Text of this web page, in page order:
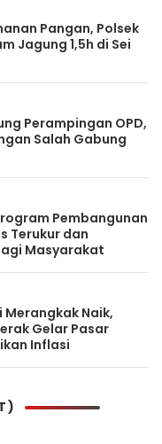
Pangan, Polsek
Jagung 1,5h di Sei
Perampingan OPD,
Salah Gabung
Pembangunan
Terukur dan
Masyarakat
Merangkak Naik,
Gelar Pasar
Inflasi